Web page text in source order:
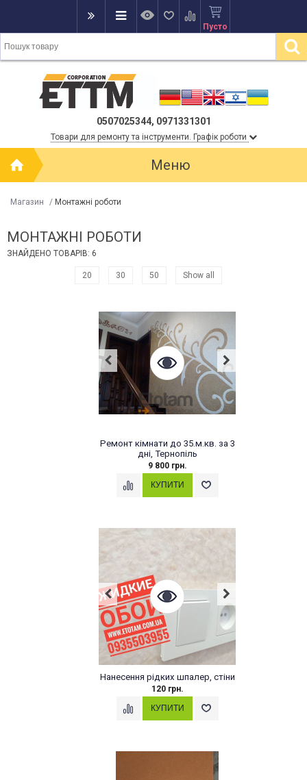
Пусто
0507025344, 0971331301
Товари для ремонту та інструменти. Графік роботи
Меню
Магазин / Монтажні роботи
МОНТАЖНІ РОБОТИ
ЗНАЙДЕНО ТОВАРІВ: 6
20 30 50 Show all
Ремонт кімнати до 35.м.кв. за 3
дні, Тернопіль
9 800 грн.
Нанесення рідких шпалер, стіни
120 грн.